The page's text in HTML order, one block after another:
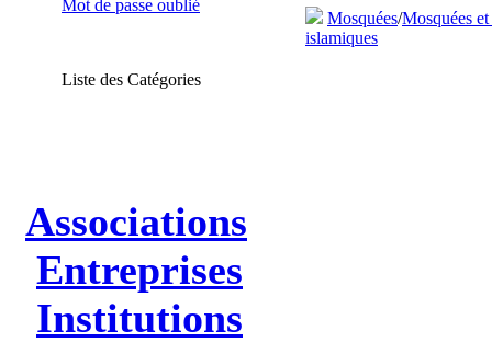
Mot de passe oublié
Liste des Catégories
Associations
Entreprises
Institutions
Mosquées/Mosquées
islamiques